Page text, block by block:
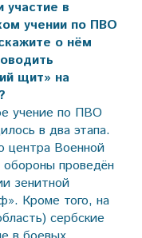
участие в
учении по ПВО
о нём
щит» на
учение по ПВО
в два этапа.
центра Военной
проведён
зенитной
Кроме того, на
сербские